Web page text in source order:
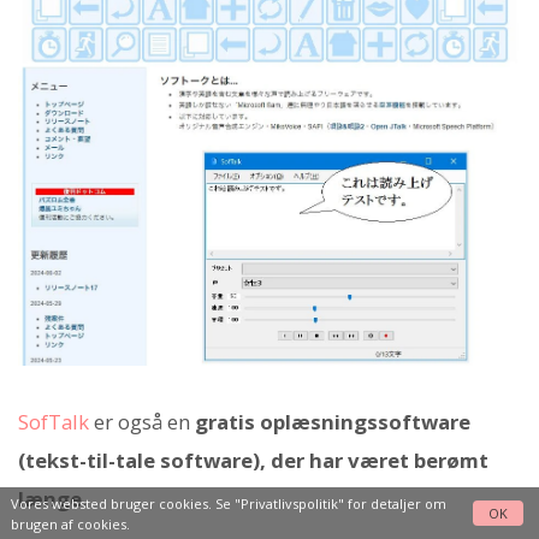
SofTalker også en gratis oplæsningssoftware
(tekst-til-tale software), der har været berømt
længe.
Vores websted bruger cookies. Se "Privatlivspolitik" for detaljer om
brugen af cookies.
OK